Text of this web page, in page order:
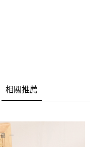
相關推薦